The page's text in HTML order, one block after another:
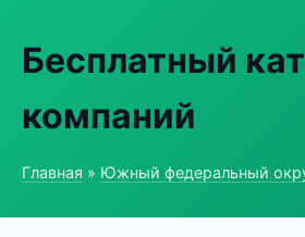
Бесплатный
компаний
Главная » Южный федеральный